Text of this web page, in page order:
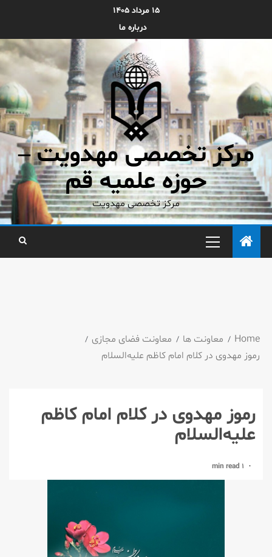
۱۵ مرداد ۱۴۰۵
درباره ما
مرکز تخصصی مهدویت –
حوزه علمیه قم
مرکز تخصصی مهدویت
Home معاونت ها
معاونت فضای مجازی
رموز مهدوی در کلام امام کاظم علیه‌السلام
رموز مهدوی در کلام امام کاظم
علیه‌السلام
1 min read